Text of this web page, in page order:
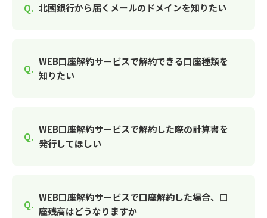
北國銀行から届くメールのドメインを知りたい
WEB口座解約サービスで解約できる口座種類を
知りたい
WEB口座解約サービスで解約した際の計算書を
発行してほしい
WEB口座解約サービスで口座解約した場合、口
座残高はどうなりますか